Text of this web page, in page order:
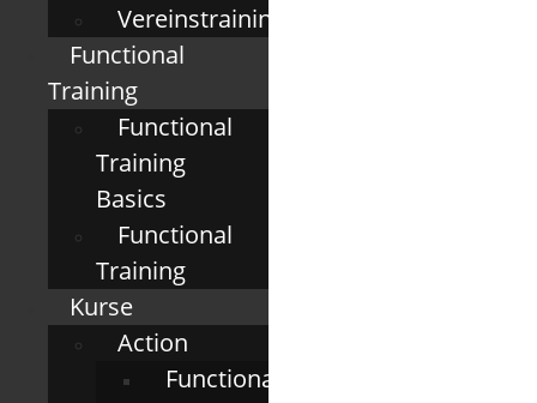
Vereinstraining
Functional
Training
Functional
Training
Basics
Functional
Training
Kurse
Action
Functional